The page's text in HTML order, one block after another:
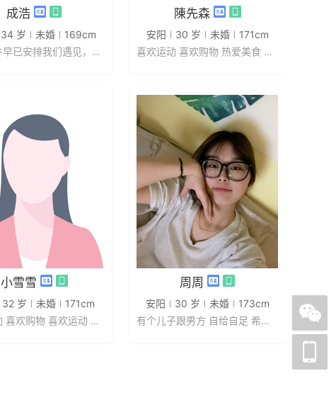
发私信
成浩
34 岁 未婚
169cm
上天也许早已安排我们遇见，指引我...
发私信
陳先森
安阳 30 岁 未婚
171cm
喜欢运动 喜欢购物 热爱美食 热爱...
发私信
小雪雪
32 岁 未婚
171cm
喜欢运动 喜欢购物 喜欢运动 热爱...
发私信
周周
安阳 30 岁 未婚
173cm
有个儿子跟男方 自给自足 希望对方...